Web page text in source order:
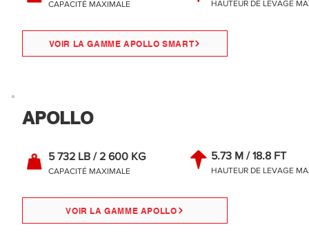
CAPACITÉ MAXIMALE HAUTEUR DE LEVAGE
VOIR LA GAMME APOLLO SMART
APOLLO
5 732 LB / 2 600 KG
CAPACITÉ MAXIMALE
5.73 M / 18.8 FT
HAUTEUR DE LEVAGE
VOIR LA GAMME APOLLO